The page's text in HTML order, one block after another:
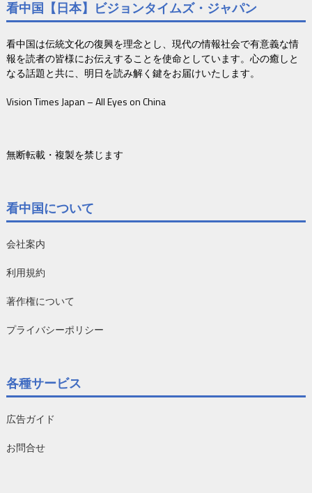
看中国【日本】ビジョンタイムズ・ジャパン
看中国は伝統文化の復興を理念とし、現代の情報社会で有意義な情
報を読者の皆様にお伝えすることを使命としています。心の癒しと
なる話題と共に、明日を読み解く鍵をお届けいたします。
Vision Times Japan – All Eyes on China
無断転載・複製を禁じます
看中国について
会社案内
利用規約
著作権について
プライバシーポリシー
各種サービス
広告ガイド
お問合せ